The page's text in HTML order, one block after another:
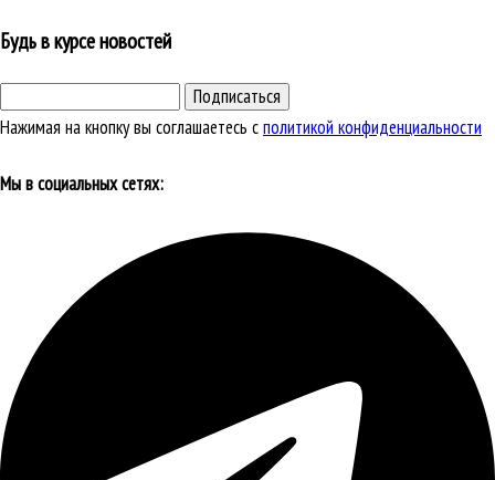
Будь в курсе новостей
Подписаться
Нажимая на кнопку вы соглашаетесь сполитикой конфиденциальности
Мы в социальных сетях: